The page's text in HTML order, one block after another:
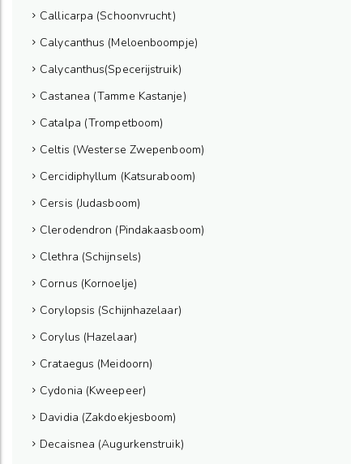
Callicarpa (Schoonvrucht)
Calycanthus (Meloenboompje)
Calycanthus(Specerijstruik)
Castanea (Tamme Kastanje)
Catalpa (Trompetboom)
Celtis (Westerse Zwepenboom)
Cercidiphyllum (Katsuraboom)
Cersis (Judasboom)
Clerodendron (Pindakaasboom)
Clethra (Schijnsels)
Cornus (Kornoelje)
Corylopsis (Schijnhazelaar)
Corylus (Hazelaar)
Crataegus (Meidoorn)
Cydonia (Kweepeer)
Davidia (Zakdoekjesboom)
Decaisnea (Augurkenstruik)